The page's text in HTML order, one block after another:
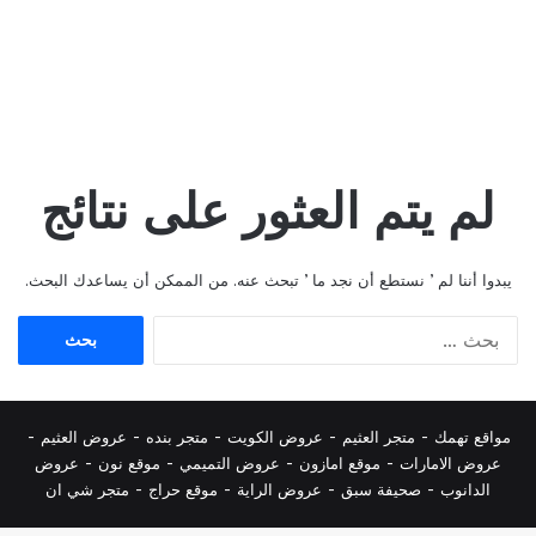
لم يتم العثور على نتائج
يبدوا أننا لم ’ نستطع أن نجد ما ’ تبحث عنه. من الممكن أن يساعدك البحث.
مواقع تهمك - متجر العثيم - عروض الكويت - متجر بنده - عروض العثيم -
عروض الامارات - موقع امازون - عروض التميمي - موقع نون - عروض
الدانوب - صحيفة سبق - عروض الراية - موقع حراج - متجر شي ان